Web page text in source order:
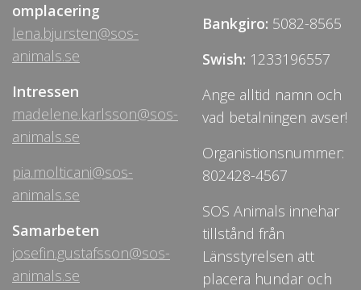
omplacering
lena.bjursten@sos-
animals.se
Intressen
madelene.karlsson@sos-
animals.se
pia.molticani@sos-
animals.se
Samarbeten
josefin.gustafsson@sos-
animals.se
Bankgiro: 5082-8565
Swish: 1233196557
Ange alltid namn och
vad betalningen avser!
Organistionsnummer:
802428-4567
SOS Animals innehar
tillstånd från
Länsstyrelsen att
placera hundar och